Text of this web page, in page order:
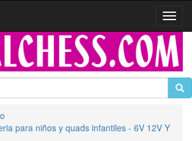
para niños y quads infantiles - 6V 12V Y